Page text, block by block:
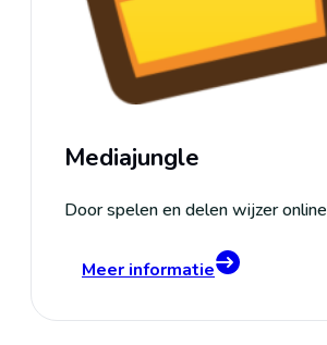
Mediajungle
Door spelen en delen wijzer online
Meer informatie